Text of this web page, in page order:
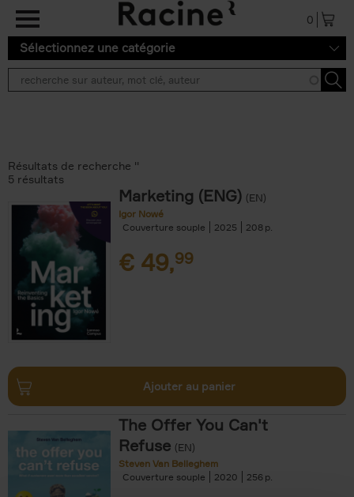
Aller au contenu principal
0
Sélectionnez une catégorie
Résultats de recherche ''
5 résultats
Marketing (ENG) (EN)
Igor Nowé
Couverture souple
2025 208
€ 49,99
Ajouter au panier
The Offer You Can't
Refuse (EN)
Steven Van Belleghem
Couverture souple
2020 256